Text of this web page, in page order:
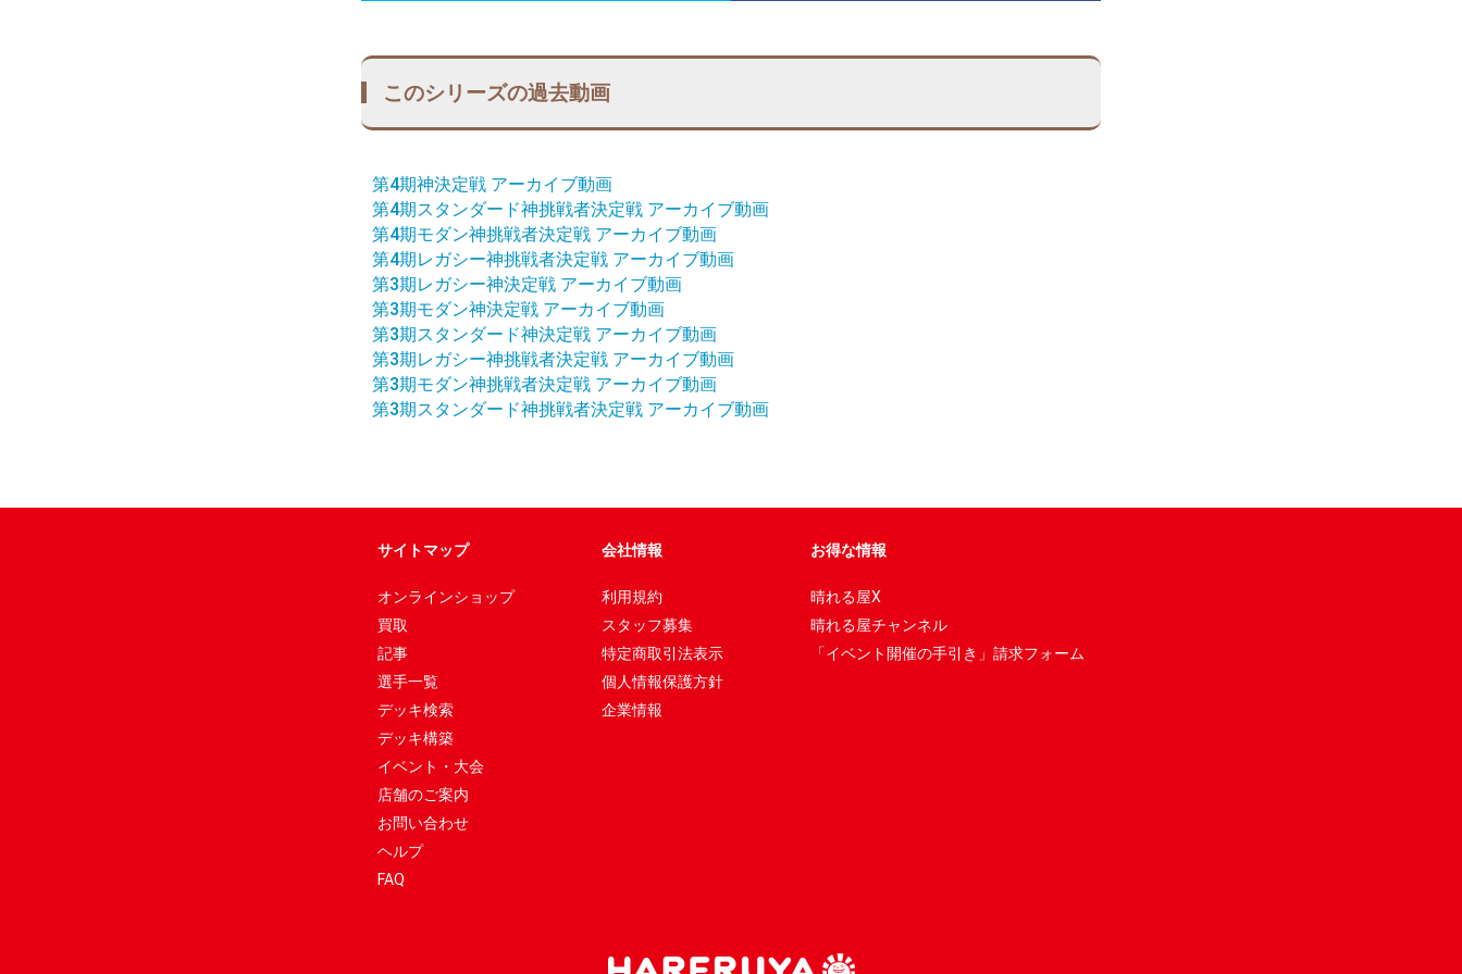
このシリーズの過去動画
第4期神決定戦 アーカイブ動画
第4期スタンダード神挑戦者決定戦 アーカイブ動画
第4期モダン神挑戦者決定戦 アーカイブ動画
第4期レガシー神挑戦者決定戦 アーカイブ動画
第3期レガシー神決定戦 アーカイブ動画
第3期モダン神決定戦 アーカイブ動画
第3期スタンダード神決定戦 アーカイブ動画
第3期レガシー神挑戦者決定戦 アーカイブ動画
第3期モダン神挑戦者決定戦 アーカイブ動画
第3期スタンダード神挑戦者決定戦 アーカイブ動画
サイトマップ
オンラインショップ
買取
記事
選手一覧
デッキ検索
デッキ構築
イベント・大会
店舗のご案内
お問い合わせ
ヘルプ
FAQ
会社情報
利用規約
スタッフ募集
特定商取引法表示
個人情報保護方針
企業情報
お得な情報
晴れる屋X
晴れる屋チャンネル
「イベント開催の手引き」請求フォーム